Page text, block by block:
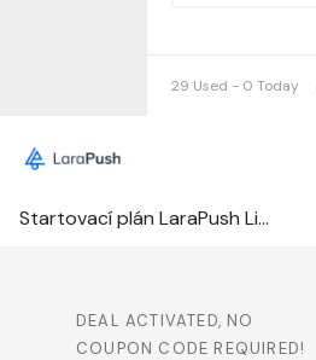
29 Used - 0 Today
Startovací plán LaraPush Lifetime Deal
DEAL ACTIVATED, NO
COUPON CODE REQUIRED!